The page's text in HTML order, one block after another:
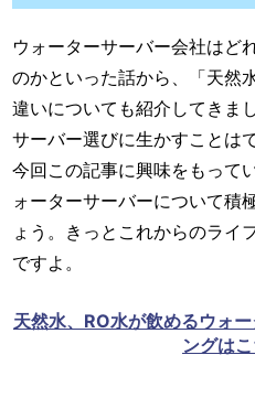
ウォーターサーバー会社はど
のかといった話から、「天然
違いについても紹介してきま
サーバー選びに生かすことは
今回この記事に興味をもって
ォーターサーバーについて積
ょう。きっとこれからのライ
ですよ。
天然水、RO水が飲めるウォ
ングは